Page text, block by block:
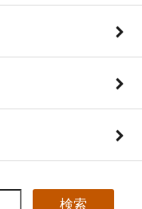
検索